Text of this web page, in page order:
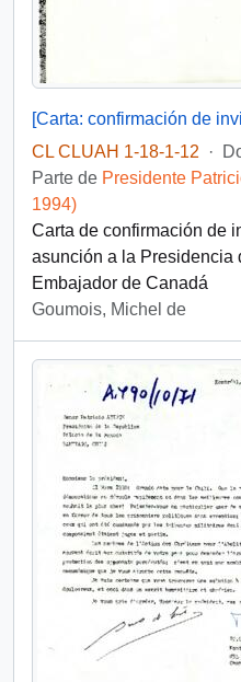
CL CLUAH 1-18-1-12
·
Parte de Presidente
1994)
Carta de confirmación de
asunción a la Presidencia
Embajador de Canadá
Goumois, Michel de